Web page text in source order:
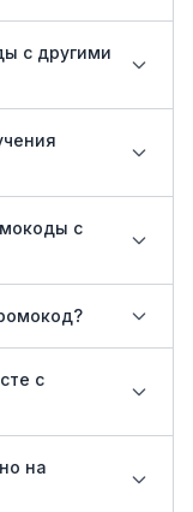
с другими
с
с
на